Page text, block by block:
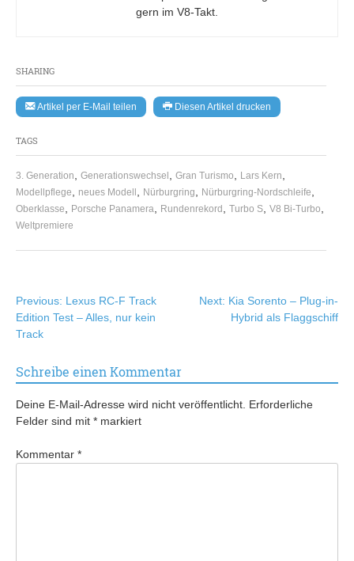
SHARING
Artikel per E-Mail teilen Diesen Artikel drucken
TAGS
3. Generation, Generationswechsel , Gran Turismo, Lars Kern,
Modellpflege, neues Modell , Nürburgring, Nürburgring-Nordschleife,
Oberklasse, Porsche Panamera, Rundenrekord , Turbo S, V8 Bi-Turbo,
Weltpremiere
gern im V8-Takt.
Beitragsnavigation
Previous: Lexus RC-F Track
Edition Test – Alles, nur kein
Track
Next: Kia Sorento – Plug-in-
Hybrid als Flaggschiff
Schreibe einen Kommentar
Deine E-Mail-Adresse wird nicht veröffentlicht. Erforderliche
Felder sind mit * markiert
Kommentar *